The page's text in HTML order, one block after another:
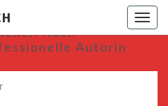
Nach
Autorin